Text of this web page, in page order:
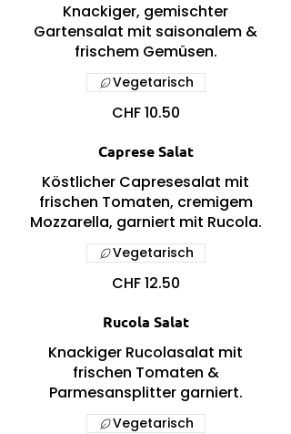
Knackiger, gemischter
Gartensalat mit saisonalem &
frischem Gemüsen.
CHF 10.50
Vegetarisch
Caprese Salat
Köstlicher Capresesalat mit
frischen Tomaten, cremigem
Mozzarella, garniert mit Rucola.
CHF 12.50
Vegetarisch
Rucola Salat
Knackiger Rucolasalat mit
frischen Tomaten &
Parmesansplitter garniert.
Vegetarisch